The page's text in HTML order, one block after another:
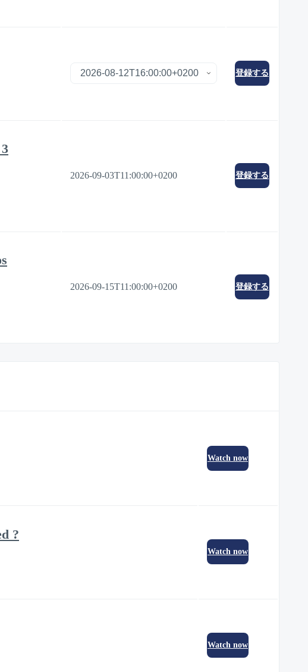
登録する
2026-09-03T11:00:00+0200 登録する
2026-09-15T11:00:00+0200 登録する
Watch now
?
Watch now
Watch now